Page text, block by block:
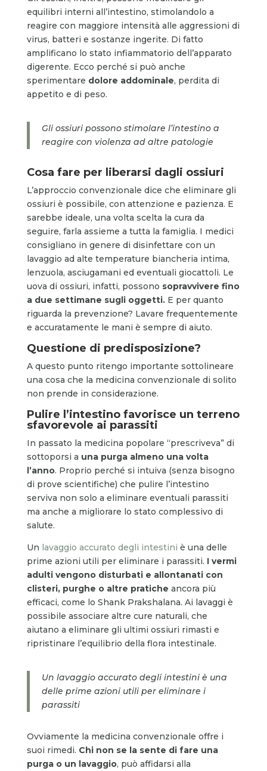
equilibri interni all’intestino, stimolandolo a
reagire con maggiore intensità alle aggressioni di
virus, batteri e sostanze ingerite. Di fatto
amplificano lo stato infiammatorio dell’apparato
digerente. Ecco perché si può anche
sperimentare dolore addominale, perdita di
appetito e di peso.
Gli ossiuri possono stimolare l’intestino a
reagire con violenza ad altre patologie
Cosa fare per liberarsi dagli ossiuri
L’approccio convenzionale dice che eliminare gli
ossiuri è possibile, con attenzione e pazienza. E
sarebbe ideale, una volta scelta la cura da
seguire, farla assieme a tutta la famiglia. I medici
consigliano in genere di disinfettare con un
lavaggio ad alte temperature biancheria intima,
lenzuola, asciugamani ed eventuali giocattoli. Le
uova di ossiuri, infatti, possono sopravvivere fino
a due settimane sugli oggetti. E per quanto
riguarda la prevenzione? Lavare frequentemente
e accuratamente le mani è sempre di aiuto.
Questione di predisposizione?
A questo punto ritengo importante sottolineare
una cosa che la medicina convenzionale di solito
non prende in considerazione.
Pulire l’intestino favorisce un terreno
sfavorevole ai parassiti
In passato la medicina popolare “prescriveva” di
sottoporsi a una purga almeno una volta
l’anno. Proprio perché si intuiva (senza bisogno
di prove scientifiche) che pulire l’intestino
serviva non solo a eliminare eventuali parassiti
ma anche a migliorare lo stato complessivo di
salute.
Un lavaggio accurato degli intestini è una delle
prime azioni utili per eliminare i parassiti. I vermi
adulti vengono disturbati e allontanati con
clisteri, purghe o altre pratiche ancora più
efficaci, come lo Shank Prakshalana. Ai lavaggi è
possibile associare altre cure naturali, che
aiutano a eliminare gli ultimi ossiuri rimasti e
ripristinare l’equilibrio della flora intestinale.
Un lavaggio accurato degli intestini è una
delle prime azioni utili per eliminare i
parassiti
Ovviamente la medicina convenzionale offre i
suoi rimedi. Chi non se la sente di fare una
purga o un lavaggio, può affidarsi alla